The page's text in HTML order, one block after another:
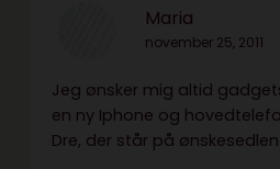
Maria
november 25, 2011
Jeg ønsker mig altid
en ny Iphone og
Dre, der står på